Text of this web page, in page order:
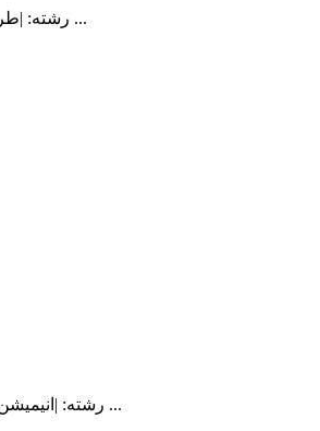
رشته: |طراحی و نقاشی|انیمیشن ...
رشته: |انیمیشن|مجسمه سازی|جواهرا ...